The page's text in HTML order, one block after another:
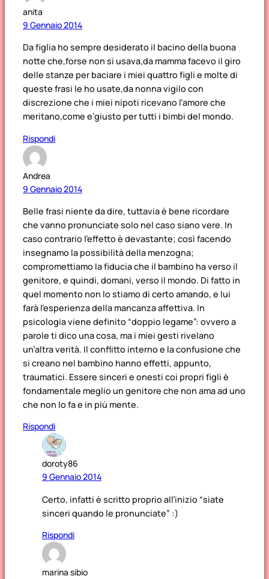
anita
9 Gennaio 2014
Da figlia ho sempre desiderato il bacino della buona
notte che,forse non si usava,da mamma facevo il giro
delle stanze per baciare i miei quattro figli e molte di
queste frasi le ho usate,da nonna vigilo con
discrezione che i miei nipoti ricevano l’amore che
meritano,come e’giusto per tutti i bimbi del mondo.
Rispondi
Andrea
9 Gennaio 2014
Belle frasi niente da dire, tuttavia è bene ricordare
che vanno pronunciate solo nel caso siano vere. In
caso contrario l’effetto è devastante; così facendo
insegnamo la possibilità della menzogna;
compromettiamo la fiducia che il bambino ha verso il
genitore, e quindi, domani, verso il mondo. Di fatto in
quel momento non lo stiamo di certo amando, e lui
farà l’esperienza della mancanza affettiva. In
psicologia viene definito “doppio legame”: ovvero a
parole ti dico una cosa, ma i miei gesti rivelano
un’altra verità. Il conflitto interno e la confusione che
si creano nel bambino hanno effetti, appunto,
traumatici. Essere sinceri e onesti coi propri figli è
fondamentale meglio un genitore che non ama ad uno
che non lo fa e in più mente.
Rispondi
doroty86
9 Gennaio 2014
Certo, infatti è scritto proprio all’inizio “siate
sinceri quando le pronunciate” :)
Rispondi
marina sibio